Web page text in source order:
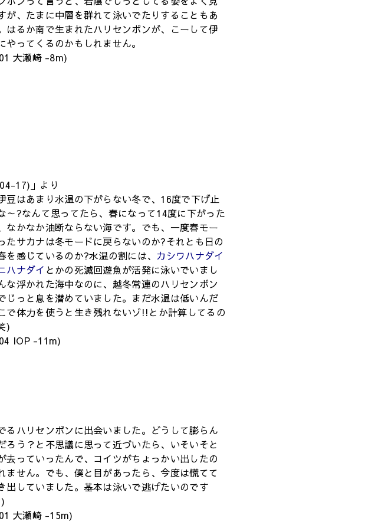
が、たまに中層を群れて泳いでたりすることもあ
はるか南で生まれたハリセンボンが、こーして伊
やってくるのかもしれません。
大瀬崎 -8m)
17)」より
豆はあまり水温の下がらない冬で、16度で下げ止
～?なんて思ってたら、春になって14度に下がった
なかなか油断ならない海です。でも、一度春モー
たサカナは冬モードに戻らないのか?それとも日の
を感じているのか?水温の割には、 カシワハナダイ
ハナダイ とかの死滅回遊魚が活発に泳いでいまし
な浮かれた海中なのに、越冬常連のハリセンボン
じっと息を潜めていました。まだ水温は低いんだ
で体力を使うと生き残れないゾ!!とか計算してるの
)
IOP -11m)
るハリセンボンに出会いました。どうして膨らん
ろう？と不思議に思って近づいたら、いそいそと
去っていったんで、コイツがちょっかい出したの
ません。でも、僕と目があったら、今度は慌てて
出していました。基本は泳いで逃げたいのです
大瀬崎 -15m)